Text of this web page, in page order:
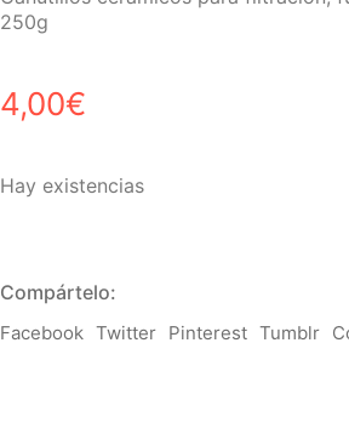
250g
4,00€
Hay existencias
Compártelo:
Facebook Twitter Pinterest Tumblr